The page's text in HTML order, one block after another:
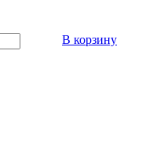
В корзину